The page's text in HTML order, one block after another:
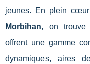
jeunes. En plein
Morbihan, on trouve
offrent une gamme
dynamiques, aires